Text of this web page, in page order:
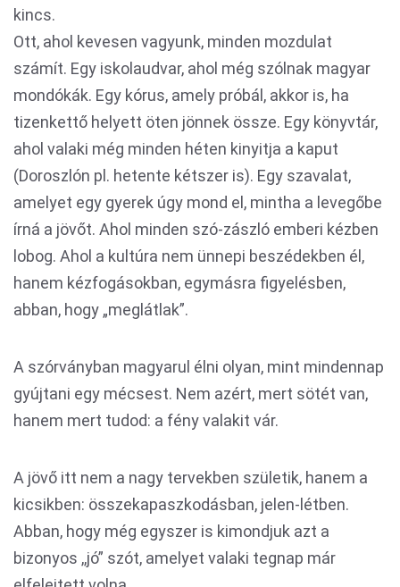
kincs.
Ott, ahol kevesen vagyunk, minden mozdulat
számít. Egy iskolaudvar, ahol még szólnak magyar
mondókák. Egy kórus, amely próbál, akkor is, ha
tizenkettő helyett öten jönnek össze. Egy könyvtár,
ahol valaki még minden héten kinyitja a kaput
(Doroszlón pl. hetente kétszer is). Egy szavalat,
amelyet egy gyerek úgy mond el, mintha a levegőbe
írná a jövőt. Ahol minden szó-zászló emberi kézben
lobog. Ahol a kultúra nem ünnepi beszédekben él,
hanem kézfogásokban, egymásra figyelésben,
abban, hogy „meglátlak”.
A szórványban magyarul élni olyan, mint mindennap
gyújtani egy mécsest. Nem azért, mert sötét van,
hanem mert tudod: a fény valakit vár.
A jövő itt nem a nagy tervekben születik, hanem a
kicsikben: összekapaszkodásban, jelen-létben.
Abban, hogy még egyszer is kimondjuk azt a
bizonyos ,,jó” szót, amelyet valaki tegnap már